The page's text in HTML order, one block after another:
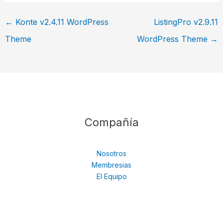
← Konte v2.4.11 WordPress
Theme
ListingPro v2.9.11
WordPress Theme →
Compañía
Nosotros
Membresias
El Equipo